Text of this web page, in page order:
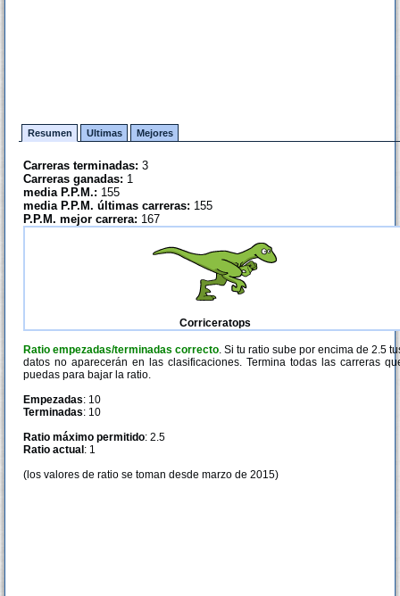
Resumen Ultimas Mejores
Carreras terminadas: 3
Carreras ganadas: 1
media P.P.M.: 155
media P.P.M. últimas carreras: 155
P.P.M. mejor carrera: 167
Corriceratops
Ratio empezadas/terminadas correcto. Si tu ratio sube por encima de 2.5
datos no aparecerán en las clasificaciones. Termina todas las carreras
puedas para bajar la ratio.
Empezadas: 10
Terminadas: 10
Ratio máximo permitido: 2.5
Ratio actual : 1
(los valores de ratio se toman desde marzo de 2015)